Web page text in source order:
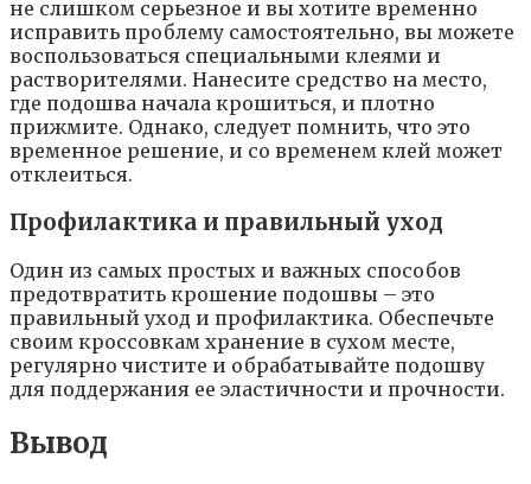
не слишком серьезное и вы хотите временно
исправить проблему самостоятельно, вы можете
воспользоваться специальными клеями и
растворителями. Нанесите средство на место,
где подошва начала крошиться, и плотно
прижмите. Однако, следует помнить, что это
временное решение, и со временем клей может
отклеиться.
Профилактика и правильный уход
Один из самых простых и важных способов
предотвратить крошение подошвы – это
правильный уход и профилактика. Обеспечьте
своим кроссовкам хранение в сухом месте,
регулярно чистите и обрабатывайте подошву
для поддержания ее эластичности и прочности.
Вывод